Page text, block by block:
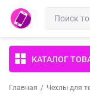
КАТАЛОГ
Главная / Чехлы для